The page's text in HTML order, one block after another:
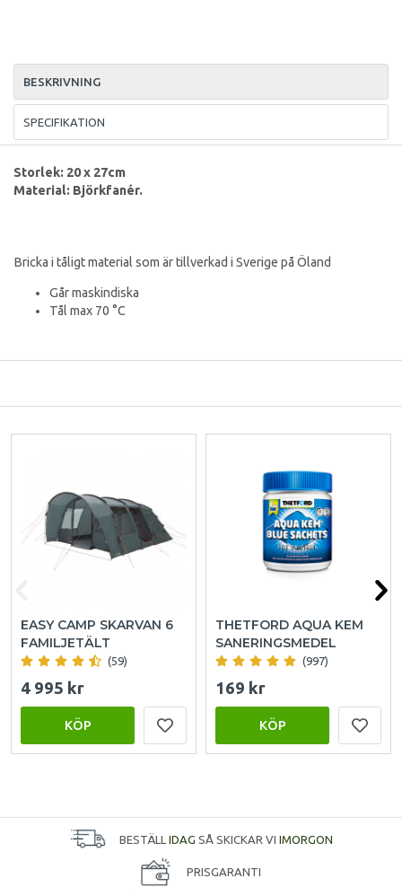
BESKRIVNING
SPECIFIKATION
Storlek: 20 x 27cm
Material: Björkfanér.
Bricka i tåligt material som är tillverkad i Sverige på Öland
Går maskindiska
Tål max 70 °C
EASY CAMP SKARVAN 6
FAMILJETÄLT
(59)
4 995 kr
KÖP
THETFORD AQUA KEM
SANERINGSMEDEL
(997)
169 kr
KÖP
BESTÄLL IDAG SÅ SKICKAR VI IMORGON
PRISGARANTI